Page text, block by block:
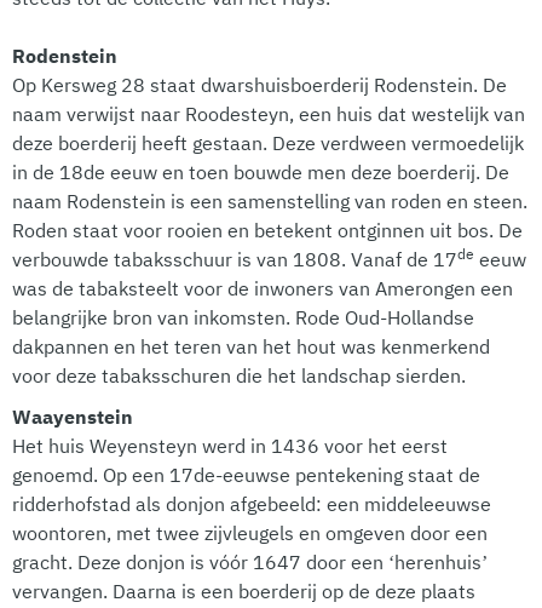
Rodenstein
Op Kersweg 28 staat dwarshuisboerderij Rodenstein. De
naam verwijst naar Roodesteyn, een huis dat westelijk van
deze boerderij heeft gestaan. Deze verdween vermoedelijk
in de 18de eeuw en toen bouwde men deze boerderij. De
naam Rodenstein is een samenstelling van roden en steen.
Roden staat voor rooien en betekent ontginnen uit bos. De
verbouwde tabaksschuur is van 1808. Vanaf de 17de eeuw
was de tabaksteelt voor de inwoners van Amerongen een
belangrijke bron van inkomsten. Rode Oud-Hollandse
dakpannen en het teren van het hout was kenmerkend
voor deze tabaksschuren die het landschap sierden.
Waayenstein
Het huis Weyensteyn werd in 1436 voor het eerst
genoemd. Op een 17de-eeuwse pentekening staat de
ridderhofstad als donjon afgebeeld: een middeleeuwse
woontoren, met twee zijvleugels en omgeven door een
gracht. Deze donjon is vóór 1647 door een ‘herenhuis’
vervangen. Daarna is een boerderij op de deze plaats